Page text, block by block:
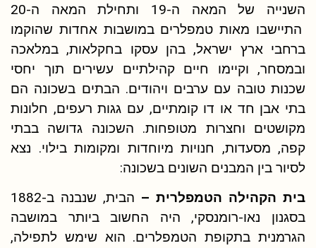
השנייה של המאה ה-19 ותחילת המאה ה-20
התיישבו מאות טמפלרים במושבות אחדות שהוקמו
ברחבי ארץ ישראל, בהן עסקו בחקלאות, במלאכה
ובמסחר, וקיימו חיים קהילתיים עשירים תוך יחסי
שכנות טובה עם ערבים ויהודים. הבתים בשכונה הם
בתי אבן חד או דו קומתיים, עם גגות רעפים, חלונות
מקושטים וחצרות מטופחות. השכונה גדושה בבתי
קפה, מסעדות, חנויות מיוחדות ומקומות בילוי. נצא
לסיור בין המבנים השונים בשכונה:
בית הקהילה הטמפלרית –
הבית, שנבנה ב-1882
בסגנון נאו-רומנסקי, היה החשוב ביותר במושבה
הגרמנית בתקופת הטמפלרים. הוא שימש לתפילה,